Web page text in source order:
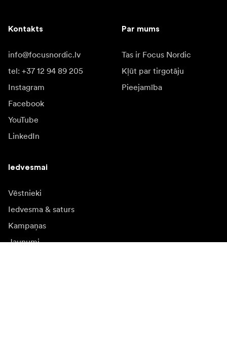
Kontakts
info@focusnordic.lv
tel: +37 12 94 89 205
Instagram
Facebook
YouTube
LinkedIn
Par mums
Tas ir Focus Nordic
Kļūt par tirgotāju
Pieejamība
Iedvesmai
Vēstnieki
Iedvesma & saturs
Kampaņas
Jaunumi